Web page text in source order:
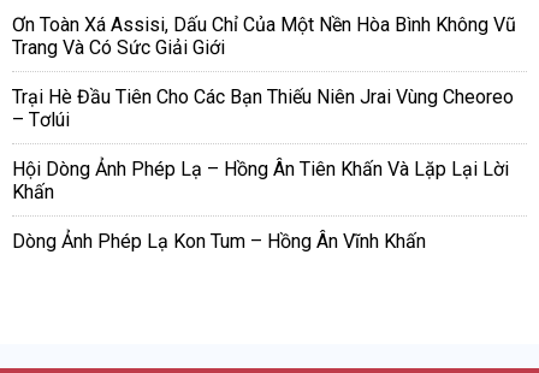
Ơn Toàn Xá Assisi, Dấu Chỉ Của Một Nền Hòa Bình Không Vũ
Trang Và Có Sức Giải Giới
Trại Hè Đầu Tiên Cho Các Bạn Thiếu Niên Jrai Vùng Cheoreo
– Tơlúi
Hội Dòng Ảnh Phép Lạ – Hồng Ân Tiên Khấn Và Lặp Lại Lời
Khấn
Dòng Ảnh Phép Lạ Kon Tum – Hồng Ân Vĩnh Khấn